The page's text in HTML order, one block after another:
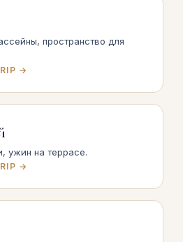
пространство для
→
ужин на террасе.
→